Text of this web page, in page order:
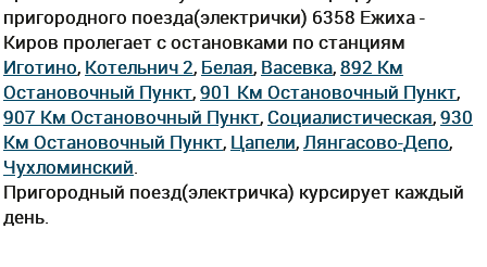
пригородного поезда(электрички) 6358 Ежиха -
Киров пролегает c остановками по станциям
Иготино, Котельнич 2, Белая, Васевка,892 Км
Остановочный Пункт,901 Км Остановочный Пункт,
907 Км Остановочный Пункт, Социалистическая,930
Км Остановочный Пункт, Цапели, Лянгасово-Депо,
Чухломинский
Пригородный поезд(электричка) курсирует каждый
день.